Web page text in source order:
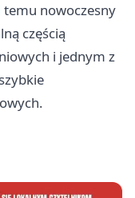
nowoczesny
częścią
i jednym z